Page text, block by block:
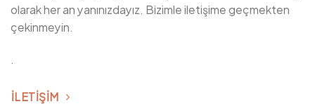
olarak her an yanınızdayız. Bizimle iletişime geçmekten
çekinmeyin.
.
ILETIŞIM